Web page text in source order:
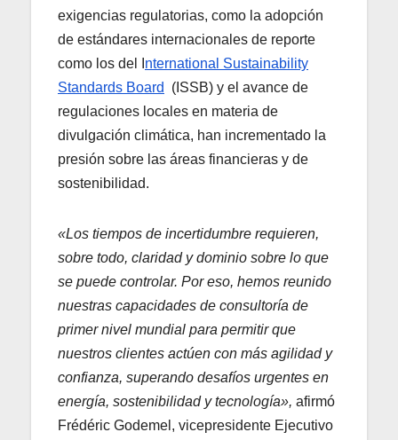
exigencias regulatorias, como la adopción
de estándares internacionales de reporte
como los del I nternational Sustainability
Standards Board
(ISSB) y el avance de
regulaciones locales en materia de
divulgación climática, han incrementado la
presión sobre las áreas financieras y de
sostenibilidad.
«Los tiempos de incertidumbre requieren,
sobre todo, claridad y dominio sobre lo que
se puede controlar. Por eso, hemos reunido
nuestras capacidades de consultoría de
primer nivel mundial para permitir que
nuestros clientes actúen con más agilidad y
confianza, superando desafíos urgentes en
energía, sostenibilidad y tecnología», afirmó
Frédéric Godemel, vicepresidente Ejecutivo